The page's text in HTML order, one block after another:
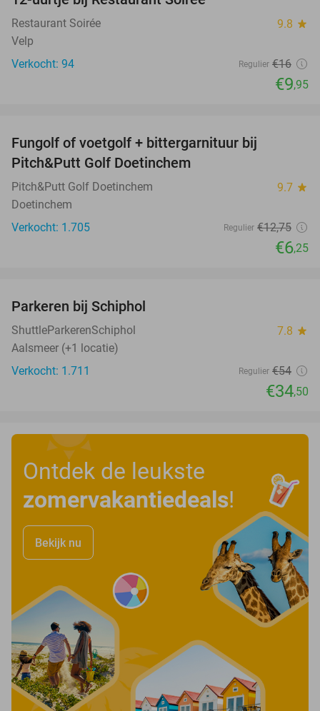
Restaurant Soirée 9.8 star
Velp
Verkocht: 94
Regulier €16
€9,95
Fungolf of voetgolf + bittergarnituur bij
Pitch&Putt Golf Doetinchem
Pitch&Putt Golf Doetinchem 9.7 star
Doetinchem
Verkocht: 1.705
Regulier €12,75
€6,25
Parkeren bij Schiphol
ShuttleParkerenSchiphol 7.8 star
Aalsmeer (+1 locatie)
Verkocht: 1.711
Regulier €54
€34,50
Ontdek de leukste
zomervakantiedeals!
Bekijk nu